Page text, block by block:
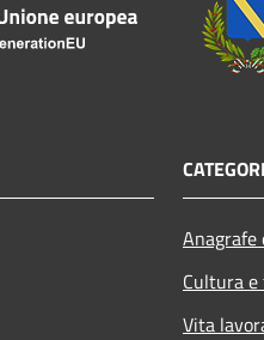
Cultura
Vita